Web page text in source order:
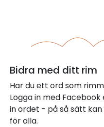
Bidra med ditt rim
Har du ett ord som
Logga in med
in ordet - på så sätt
för alla.